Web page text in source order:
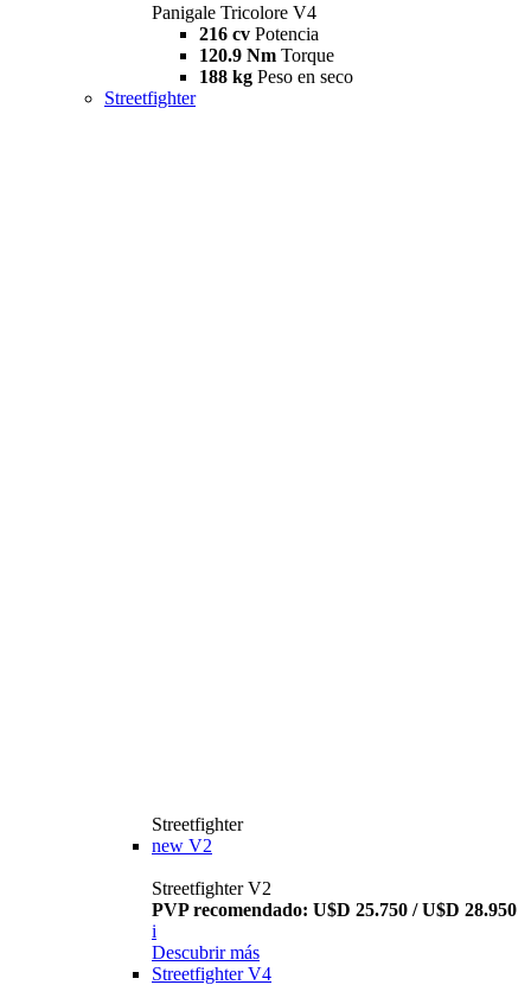
Panigale Tricolore V4
216 cv Potencia
120.9 Nm Torque
188 kg Peso en seco
Streetfighter
Streetfighter
new V2
Streetfighter V2
PVP recomendado: U$D 25.750 / U$D 28.950
i
Descubrir más
Streetfighter V4